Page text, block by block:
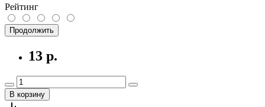
Рейтинг
Продолжить
13 р.
В корзину